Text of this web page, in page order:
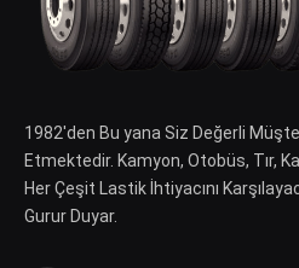
1982′den Bu yana Siz Değerli
Etmektedir. Kamyon, Otobüs, Tır,
Her Çeşit Lastik İhtiyacını
Gurur Duyar.